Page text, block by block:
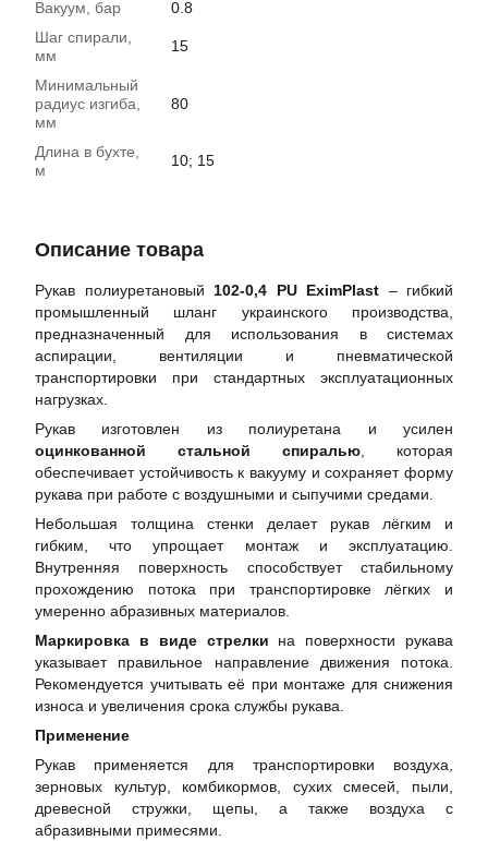
Вакуум, бар
0.8
Шаг спирали,
мм
15
Минимальный
радиус изгиба,
мм
80
Длина в бухте,
м
10; 15
Описание товара
Рукав полиуретановый 102-0,4 PU EximPlast – гибкий
промышленный шланг украинского производства,
предназначенный для использования в системах
аспирации, вентиляции и пневматической
транспортировки при стандартных эксплуатационных
нагрузках.
Рукав изготовлен из полиуретана и усилен
оцинкованной стальной спиралью , которая
обеспечивает устойчивость к вакууму и сохраняет форму
рукава при работе с воздушными и сыпучими средами.
Небольшая толщина стенки делает рукав лёгким и
гибким, что упрощает монтаж и эксплуатацию.
Внутренняя поверхность способствует стабильному
прохождению потока при транспортировке лёгких и
умеренно абразивных материалов.
Маркировка в виде стрелки на поверхности рукава
указывает правильное направление движения потока.
Рекомендуется учитывать её при монтаже для снижения
износа и увеличения срока службы рукава.
Применение
Рукав применяется для транспортировки воздуха,
зерновых культур, комбикормов, сухих смесей, пыли,
древесной стружки, щепы, а также воздуха с
абразивными примесями.